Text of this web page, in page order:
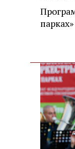
парках»